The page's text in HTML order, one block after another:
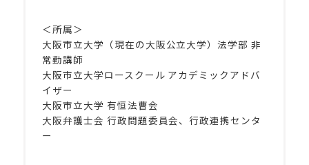
＜所属＞
大阪市立大学（現在の大阪公立大学）法学部 非
常勤講師
大阪市立大学ロースクール アカデミックアドバ
イザー
大阪市立大学 有恒法曹会
大阪弁護士会 行政問題委員会、行政連携センタ
ー